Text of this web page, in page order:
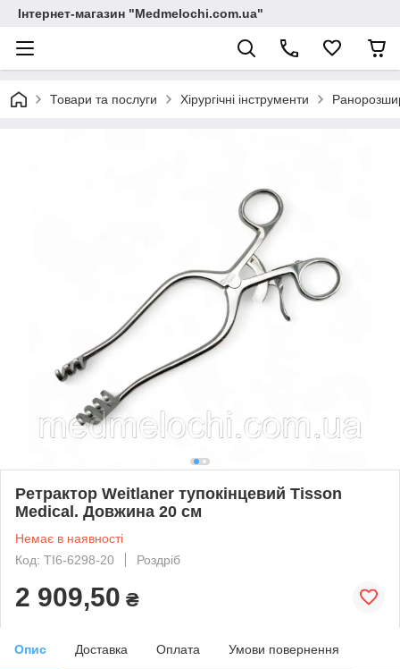
Інтернет-магазин "Medmelochi.com.ua"
Товари та послуги Хірургічні інструменти
Ретрактор Weitlaner тупокінцевий Tisson
Medical. Довжина 20 см
Немає в наявності
Код: TI6-6298-20
Роздріб
2 909,50 ₴
Опис Доставка Оплата Умови повернення